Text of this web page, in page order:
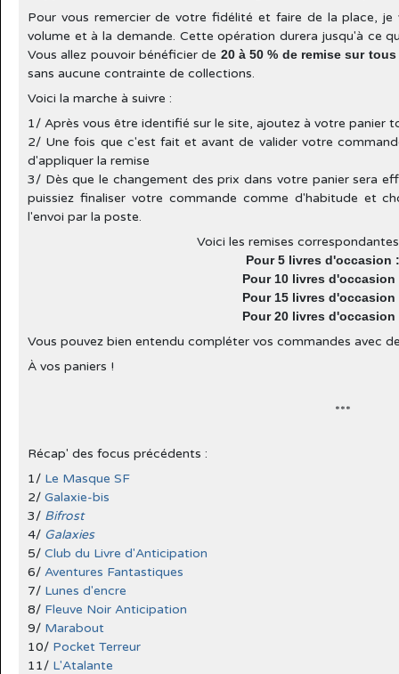
Pour vous remercier de votre fidélité et faire de la place,
volume et à la demande. Cette opération durera jusqu'à ce
Vous allez pouvoir bénéficier de 20 à 50 % de remise sur
sans aucune contrainte de collections.
Voici la marche à suivre :
1/ Après vous être identifié sur le site, ajoutez à votre panier
2/ Une fois que c'est fait et avant de valider votre
d'appliquer la remise
3/ Dès que le changement des prix dans votre panier sera
puissiez finaliser votre commande comme d'habitude et
l'envoi par la poste.
Voici les remises
Pour 5 livres d'occasion
Pour 10 livres d'occasion
Pour 15 livres d'occasion
Pour 20 livres d'occasion
Vous pouvez bien entendu compléter vos commandes avec
À vos paniers !
***
Récap' des focus précédents :
1/ Le Masque SF
2/ Galaxie-bis
3/ Bifrost
4/ Galaxies
5/ Club du Livre d'Anticipation
6/ Aventures Fantastiques
7/ Lunes d'encre
8/ Fleuve Noir Anticipation
9/ Marabout
10/ Pocket Terreur
11/ L'Atalante